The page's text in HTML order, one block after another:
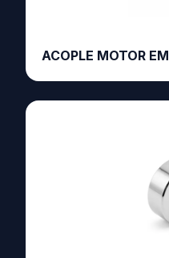
ACOPLE MOTOR